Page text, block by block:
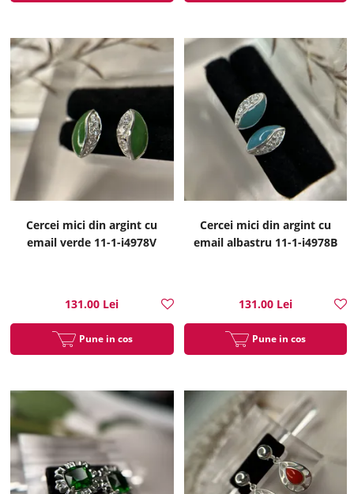
Cercei mici din argint cu
email verde 11-1-i4978V
131.00 Lei
Pune in cos
Cercei mici din argint cu
email albastru 11-1-i4978B
131.00 Lei
Pune in cos